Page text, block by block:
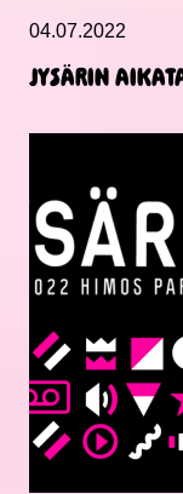
04.07.2022
JYSÄRIN